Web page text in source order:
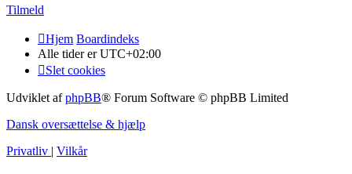
Tilmeld
Hjem Boardindeks
Alle tider erUTC+02:00
Slet cookies
Udviklet afphpBB® Forum Software © phpBB Limited
Dansk oversættelse & hjælp
Privatliv | Vilkår